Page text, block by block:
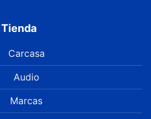
Tienda
Carcasa
Audio
Marcas